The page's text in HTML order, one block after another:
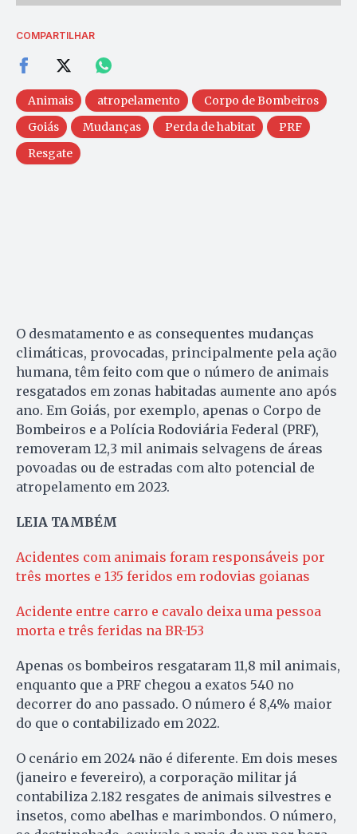
COMPARTILHAR
Animais atropelamento
Corpo de Bombeiros
Goiás
Mudanças Perda de habitat
PRF
Resgate
O desmatamento e as consequentes mudanças
climáticas, provocadas, principalmente pela ação
humana, têm feito com que o número de animais
resgatados em zonas habitadas aumente ano após
ano. Em Goiás, por exemplo, apenas o Corpo de
Bombeiros e a Polícia Rodoviária Federal (PRF),
removeram 12,3 mil animais selvagens de áreas
povoadas ou de estradas com alto potencial de
atropelamento em 2023.
LEIA TAMBÉM
Acidentes com animais foram responsáveis por
três mortes e 135 feridos em rodovias goianas
Acidente entre carro e cavalo deixa uma pessoa
morta e três feridas na BR-153
Apenas os bombeiros resgataram 11,8 mil animais,
enquanto que a PRF chegou a exatos 540 no
decorrer do ano passado. O número é 8,4% maior
do que o contabilizado em 2022.
O cenário em 2024 não é diferente. Em dois meses
(janeiro e fevereiro), a corporação militar já
contabiliza 2.182 resgates de animais silvestres e
insetos, como abelhas e marimbondos. O número,